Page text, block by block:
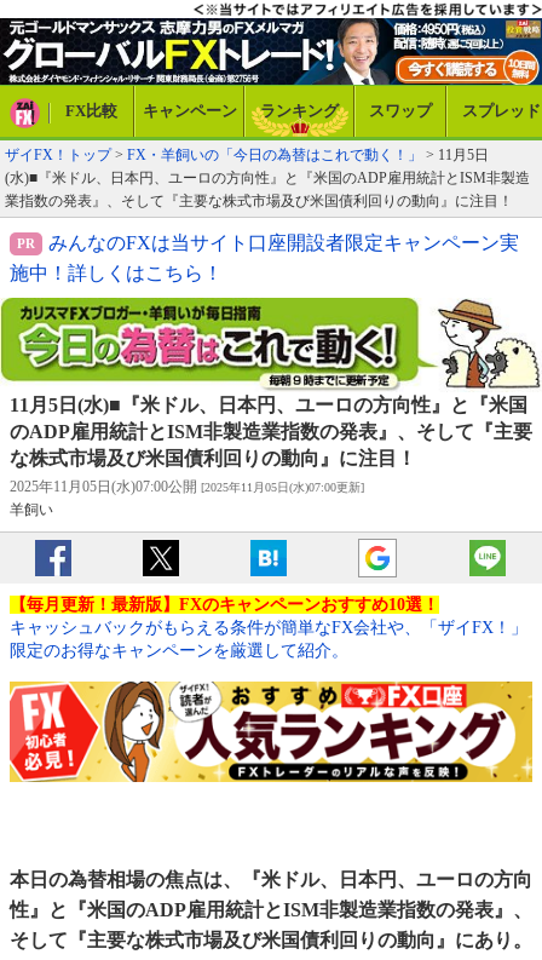
FX比較 キャンペーン ランキング スワップ スプレッド
ザイFX！トップ> FX・羊飼いの「今日の為替はこれで動く！」
> 11月5日
(水)■『米ドル、日本円、ユーロの方向性』と『米国のADP雇用統計とISM非製造
業指数の発表』、そして『主要な株式市場及び米国債利回りの動向』に注目！
みんなのFXは当サイト口座開設者限定キャンペーン実
施中！詳しくはこちら！
11月5日(水)■『米ドル、日本円、ユーロの方向性』と『米国
のADP雇用統計とISM非製造業指数の発表』、そして『主要
な株式市場及び米国債利回りの動向』に注目！
2025年11月05日(水)07:00公開 [2025年11月05日(水)07:00更新]
羊飼い
【毎月更新！最新版】FXのキャンペーンおすすめ10選！
キャッシュバックがもらえる条件が簡単なFX会社や、「ザイFX！」
限定のお得なキャンペーンを厳選して紹介。
本日の為替相場の焦点は、『米ドル、日本円、ユーロの方向
性』と『米国のADP雇用統計とISM非製造業指数の発表』、
そして『主要な株式市場及び米国債利回りの動向』にあり。